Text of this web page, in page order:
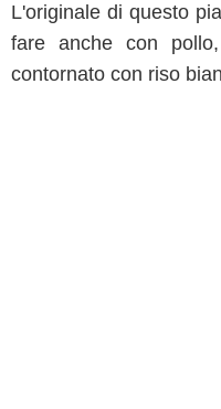
L'originale di questo
fare anche con
contornato con riso